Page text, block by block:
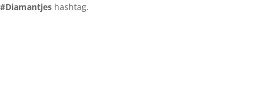
#Diamantjes hashtag.